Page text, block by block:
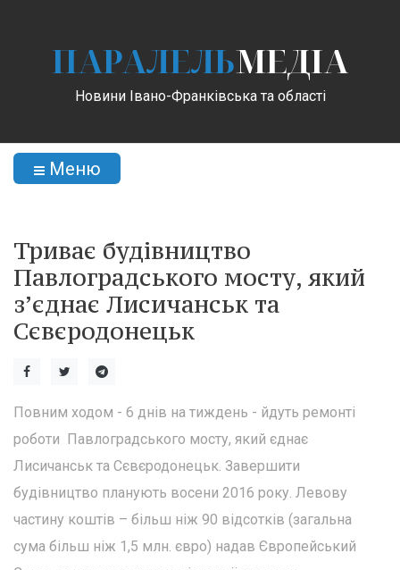
ПАРАЛЕЛЬМЕДІА
Новини Івано-Франківська та області
Меню
Триває будівництво
Павлоградського мосту, який
з’єднає Лисичанськ та
Сєвєродонецьк
Повним ходом - 6 днів на тиждень - йдуть ремонті
роботи Павлоградського мосту, який єднає
Лисичанськ та Сєвєродонецьк. Завершити
будівництво планують восени 2016 року. Левову
частину коштів – більш ніж 90 відсотків (загальна
сума більш ніж 1,5 млн. євро) надав Європейський